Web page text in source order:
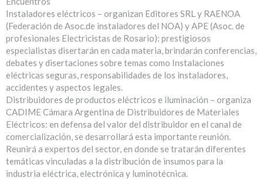
Instaladores eléctricos – organizan Editores SRL y RAENOA
(Federación de Asoc.de instaladores del NOA) y APE (Asoc. de
profesionales Electricistas de Rosario): prestigiosos
especialistas disertarán en cada materia, brindarán conferencias,
debates y disertaciones sobre temas como Instalaciones
eléctricas seguras, responsabilidades de los instaladores,
accidentes y aspectos legales.
Distribuidores de productos eléctricos e iluminación – organiza
CADIME Cámara Argentina de Distribuidores de Materiales
Eléctricos: en defensa del valor del distribuidor en el canal de
comercialización, se desarrollará esta importante reunión.
Reunirá a expertos del sector, en donde se tratarán diferentes
temáticas vinculadas a la distribución de insumos para la
industria eléctrica, electrónica y luminotécnica.